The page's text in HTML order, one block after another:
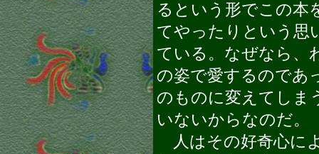
るという形でこの本
てやったりという思
ている。なぜなら、
の姿で愛するのであ
のものに変えてしま
いないからなのだ。
人はその好奇心に